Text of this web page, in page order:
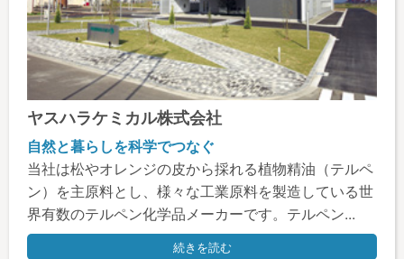
ヤスハラケミカル株式会社
自然と暮らしを科学でつなぐ
当社は松やオレンジの皮から採れる植物精油（テルペ
ン）を主原料とし、様々な工業原料を製造している世
界有数のテルペン化学品メーカーです。テルペン...
続きを読む